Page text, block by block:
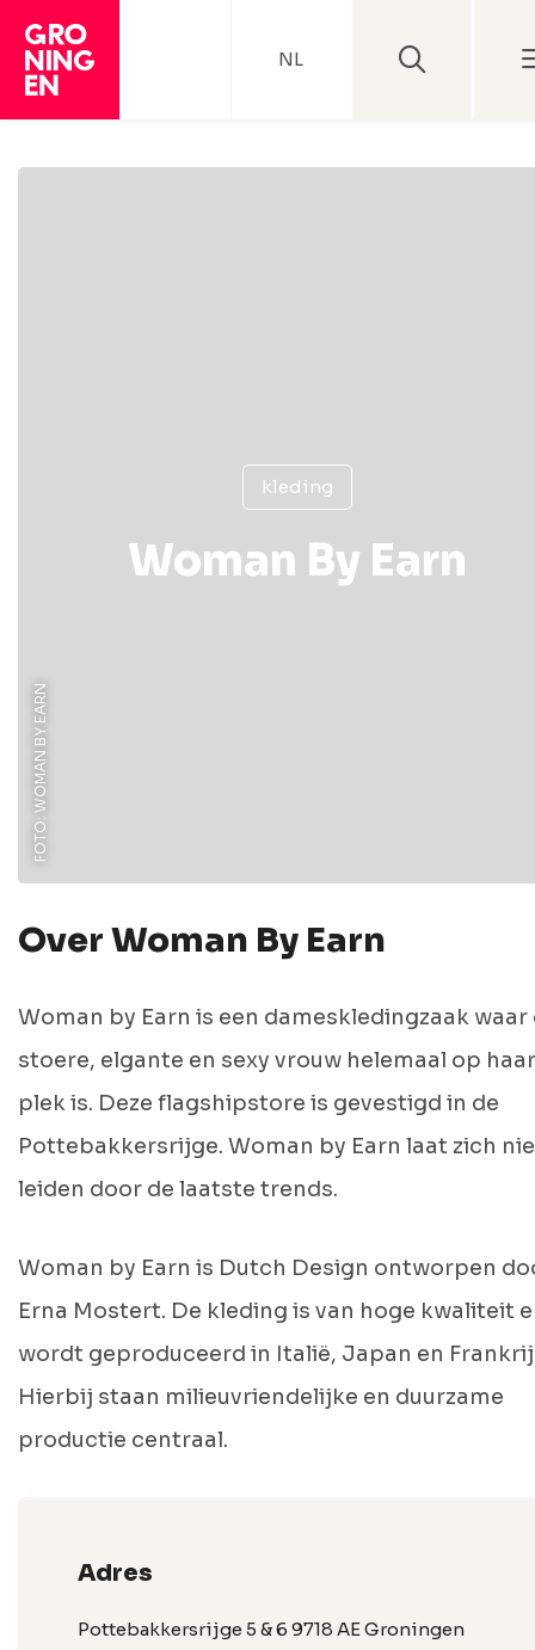
NL
kleding
Woman By Earn
FOTO: WOMAN BY EARN
Over Woman By Earn
Woman by Earn is een dameskledingzaak waar
stoere, elgante en sexy vrouw helemaal op haar
plek is. Deze flagshipstore is gevestigd in de
Pottebakkersrijge. Woman by Earn laat zich
leiden door de laatste trends.
Woman by Earn is Dutch Design ontworpen
Erna Mostert. De kleding is van hoge kwaliteit
wordt geproduceerd in Italië, Japan en
Hierbij staan milieuvriendelijke en duurzame
productie centraal.
Adres
Pottebakkersrijge 5 & 6 9718 AE Groningen